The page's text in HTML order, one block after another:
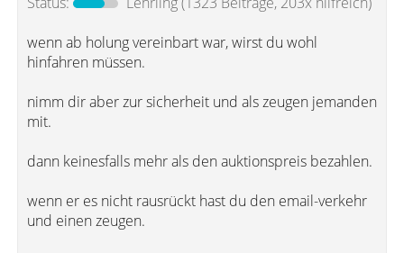
wenn ab holung vereinbart war, wirst du wohl
hinfahren müssen.
nimm dir aber zur sicherheit und als zeugen jemanden
mit.
dann keinesfalls mehr als den auktionspreis bezahlen.
wenn er es nicht rausrückt hast du den email-verkehr
und einen zeugen.